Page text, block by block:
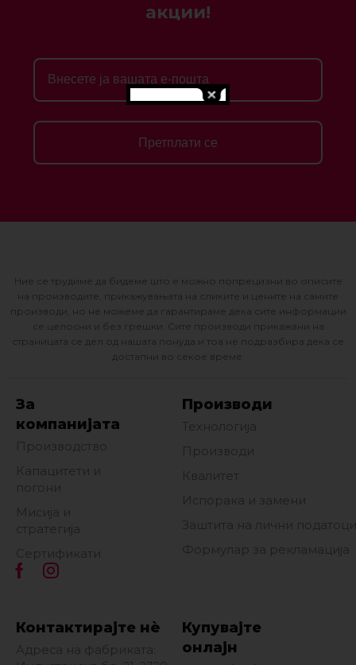
акции!
Претплати се
Ние се трудиме да бидеме што е можно попрецизни во описите
на производите, прикажувањата на сликите и цените на самите
производи, но не можеме да гарантираме дека сите информации
се целосни и без грешки. Сите производи прикажани на
страницата се дел од нашата понуда и тоа не подразбира дека се
достапни во секое време.
За
компанијата
Производство
Капацитети и
погони
Мисија и
стратегија
Сертификати
Производи
Технологија
Производи
Квалитет
Испорака и замени
Заштита на лични податоци
Формулар за рекламација
Контактирајте нè
Адреса на фабриката:
Купувајте
онлајн